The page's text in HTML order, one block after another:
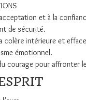
et à la
de sécurité.
colère intérieure et
émotionnel.
courage pour affronter